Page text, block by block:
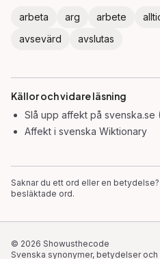
arbeta arg arbete
avsevärd
avslutas
Källor och vidare läsning
Slå upp affekt på svenska.se
Affekt i svenska Wiktionary
Saknar du ett ord eller en
besläktade ord.
© 2026 Showusthecode
Svenska synonymer, betydelser